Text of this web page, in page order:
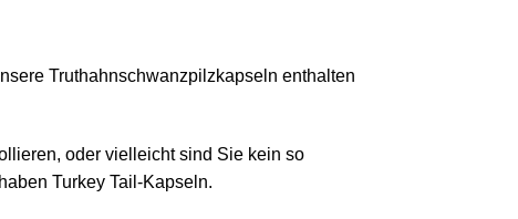
Truthahnschwanzpilzkapseln enthalten
oder vielleicht sind Sie kein so
Turkey Tail-Kapseln.